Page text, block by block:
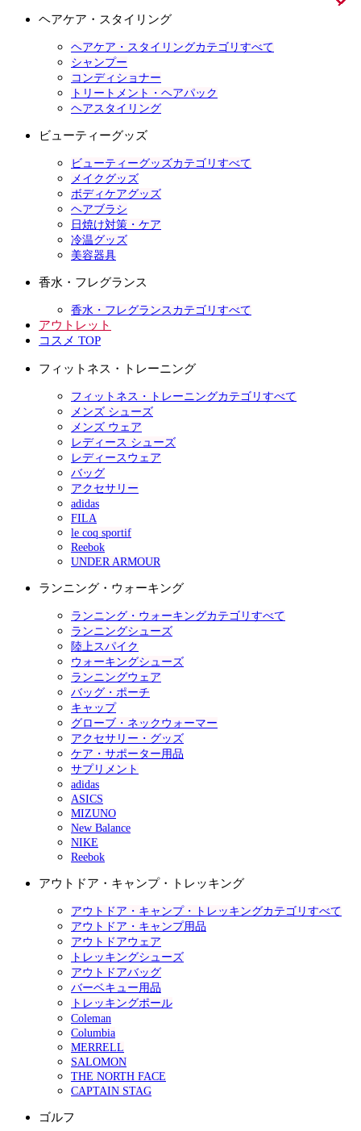
ヘアケア・スタイリング
ヘアケア・スタイリングカテゴリすべて
シャンプー
コンディショナー
トリートメント・ヘアパック
ヘアスタイリング
ビューティーグッズ
ビューティーグッズカテゴリすべて
メイクグッズ
ボディケアグッズ
ヘアブラシ
日焼け対策・ケア
冷温グッズ
美容器具
香水・フレグランス
香水・フレグランスカテゴリすべて
アウトレット
コスメ TOP
フィットネス・トレーニング
フィットネス・トレーニングカテゴリすべて
メンズ シューズ
メンズ ウェア
レディース シューズ
レディースウェア
バッグ
アクセサリー
adidas
FILA
le coq sportif
Reebok
UNDER ARMOUR
ランニング・ウォーキング
ランニング・ウォーキングカテゴリすべて
ランニングシューズ
陸上スパイク
ウォーキングシューズ
ランニングウェア
バッグ・ポーチ
キャップ
グローブ・ネックウォーマー
アクセサリー・グッズ
ケア・サポーター用品
サプリメント
adidas
ASICS
MIZUNO
New Balance
NIKE
Reebok
アウトドア・キャンプ・トレッキング
アウトドア・キャンプ・トレッキングカテゴリすべて
アウトドア・キャンプ用品
アウトドアウェア
トレッキングシューズ
アウトドアバッグ
バーベキュー用品
トレッキングポール
Coleman
Columbia
MERRELL
SALOMON
THE NORTH FACE
CAPTAIN STAG
ゴルフ